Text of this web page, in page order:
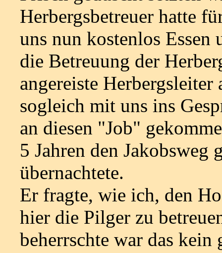
Herbergsbetreuer hatte
uns nun kostenlos Essen
die Betreuung der
angereiste
sogleich mit uns ins
an diesen "Job"
5 Jahren den Jakobsweg
übernachtete.
Er fragte, wie ich, den
hier die Pilger zu
beherrschte war das